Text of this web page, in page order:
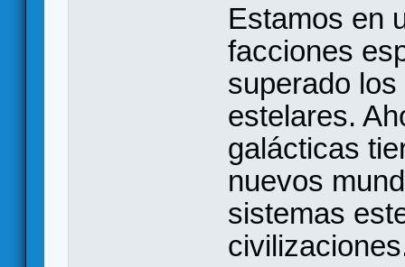
Estamos en
facciones
superado
estelares.
galácticas
nuevos
sistemas